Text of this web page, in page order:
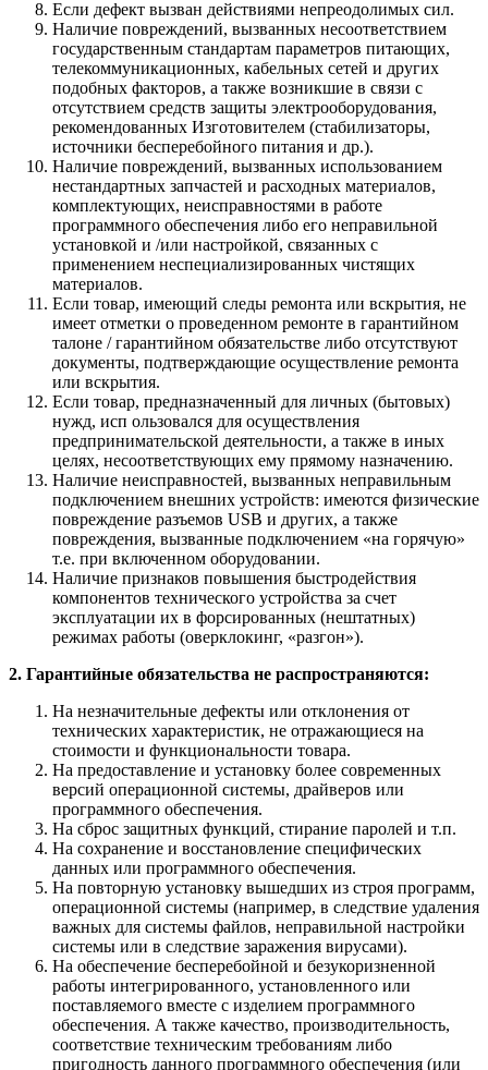
Если дефект вызван действиями непреодолимых сил.
Наличие повреждений, вызванных несоответствием
государственным стандартам параметров питающих,
телекоммуникационных, кабельных сетей и других
подобных факторов, а также возникшие в связи с
отсутствием средств защиты электрооборудования,
рекомендованных Изготовителем (стабилизаторы,
источники бесперебойного питания и др.).
Наличие повреждений, вызванных использованием
нестандартных запчастей и расходных материалов,
комплектующих, неисправностями в работе
программного обеспечения либо его неправильной
установкой и /или настройкой, связанных с
применением неспециализированных чистящих
материалов.
Если товар, имеющий следы ремонта или вскрытия, не
имеет отметки о проведенном ремонте в гарантийном
талоне / гарантийном обязательстве либо отсутствуют
документы, подтверждающие осуществление ремонта
или вскрытия.
Если товар, предназначенный для личных (бытовых)
нужд, исп ользовался для осуществления
предпринимательской деятельности, а также в иных
целях, несоответствующих ему прямому назначению.
Наличие неисправностей, вызванных неправильным
подключением внешних устройств: имеются физические
повреждение разъемов USB и других, а также
повреждения, вызванные подключением «на горячую»
т.е. при включенном оборудовании.
Наличие признаков повышения быстродействия
компонентов технического устройства за счет
эксплуатации их в форсированных (нештатных)
режимах работы (оверклокинг, «разгон»).
2. Гарантийные обязательства не распространяются:
На незначительные дефекты или отклонения от
технических характеристик, не отражающиеся на
стоимости и функциональности товара.
На предоставление и установку более современных
версий операционной системы, драйверов или
программного обеспечения.
На сброс защитных функций, стирание паролей и т.п.
На сохранение и восстановление специфических
данных или программного обеспечения.
На повторную установку вышедших из строя программ,
операционной системы (например, в следствие удаления
важных для системы файлов, неправильной настройки
системы или в следствие заражения вирусами).
На обеспечение бесперебойной и безукоризненной
работы интегрированного, установленного или
поставляемого вместе с изделием программного
обеспечения. А также качество, производительность,
соответствие техническим требованиям либо
пригодность данного программного обеспечения (или